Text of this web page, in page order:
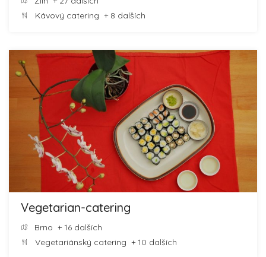
Kávový catering + 8 dalších
Vegetarian-catering
Brno + 16 dalších
Vegetariánský catering + 10 dalších